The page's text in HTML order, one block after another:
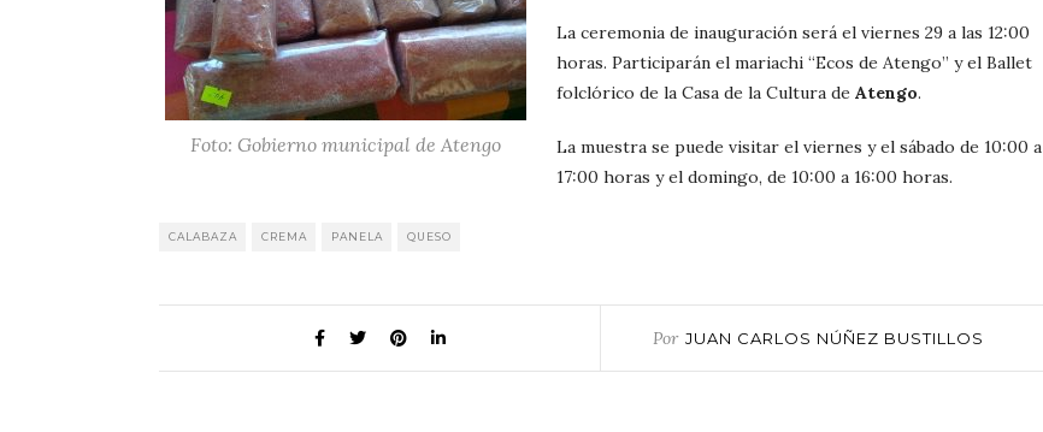
Foto: Gobierno municipal de Atengo
La ceremonia de inauguración será el viernes 29 a las 12:00
horas. Participarán el mariachi “Ecos de Atengo” y el Ballet
folclórico de la Casa de la Cultura de Atengo.
La muestra se puede visitar el viernes y el sábado de 10:00 a
17:00 horas y el domingo, de 10:00 a 16:00 horas.
CALABAZA CREMA PANELA QUESO
Por JUAN CARLOS NÚÑEZ BUSTILLOS